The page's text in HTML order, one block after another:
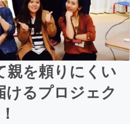
親を頼りにくい
るプロジェク